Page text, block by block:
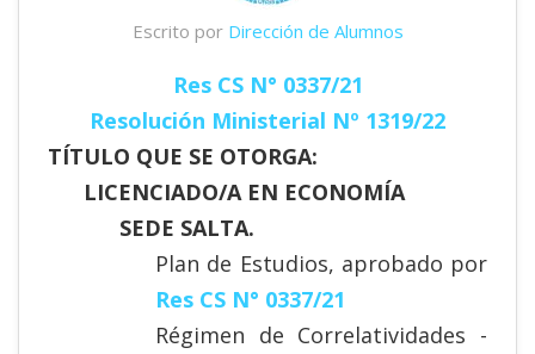
Escrito por Dirección de Alumnos
Res CS N° 0337/21
Resolución Ministerial Nº 1319/22
TÍTULO QUE SE OTORGA:
LICENCIADO/A EN ECONOMÍA
SEDE SALTA.
Plan de Estudios, aprobado por
Res CS N° 0337/21
Régimen de Correlatividades -